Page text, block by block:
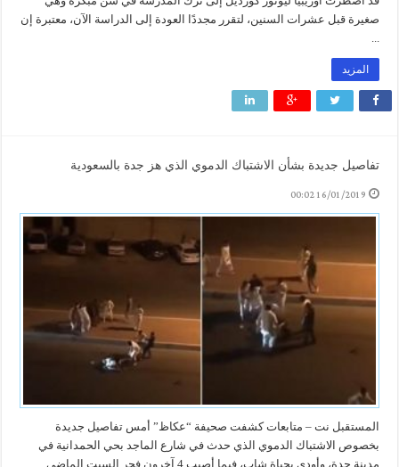
صغيرة قبل عشرات السنين، لتقرر مجددًا العودة إلى الدراسة الآن، معتبرة إن
...
المزيد
تفاصيل جديدة بشأن الاشتباك الدموي الذي هز جدة بالسعودية
16/01/2019 00:02
المستقبل نت – متابعات كشفت صحيفة “عكاظ” أمس تفاصيل جديدة
بخصوص الاشتباك الدموي الذي حدث في شارع الماجد بحي الحمدانية في
مدينة جدة، وأودى بحياة شاب، فيما أصيب 4 آخرون فجر السبت الماضي.